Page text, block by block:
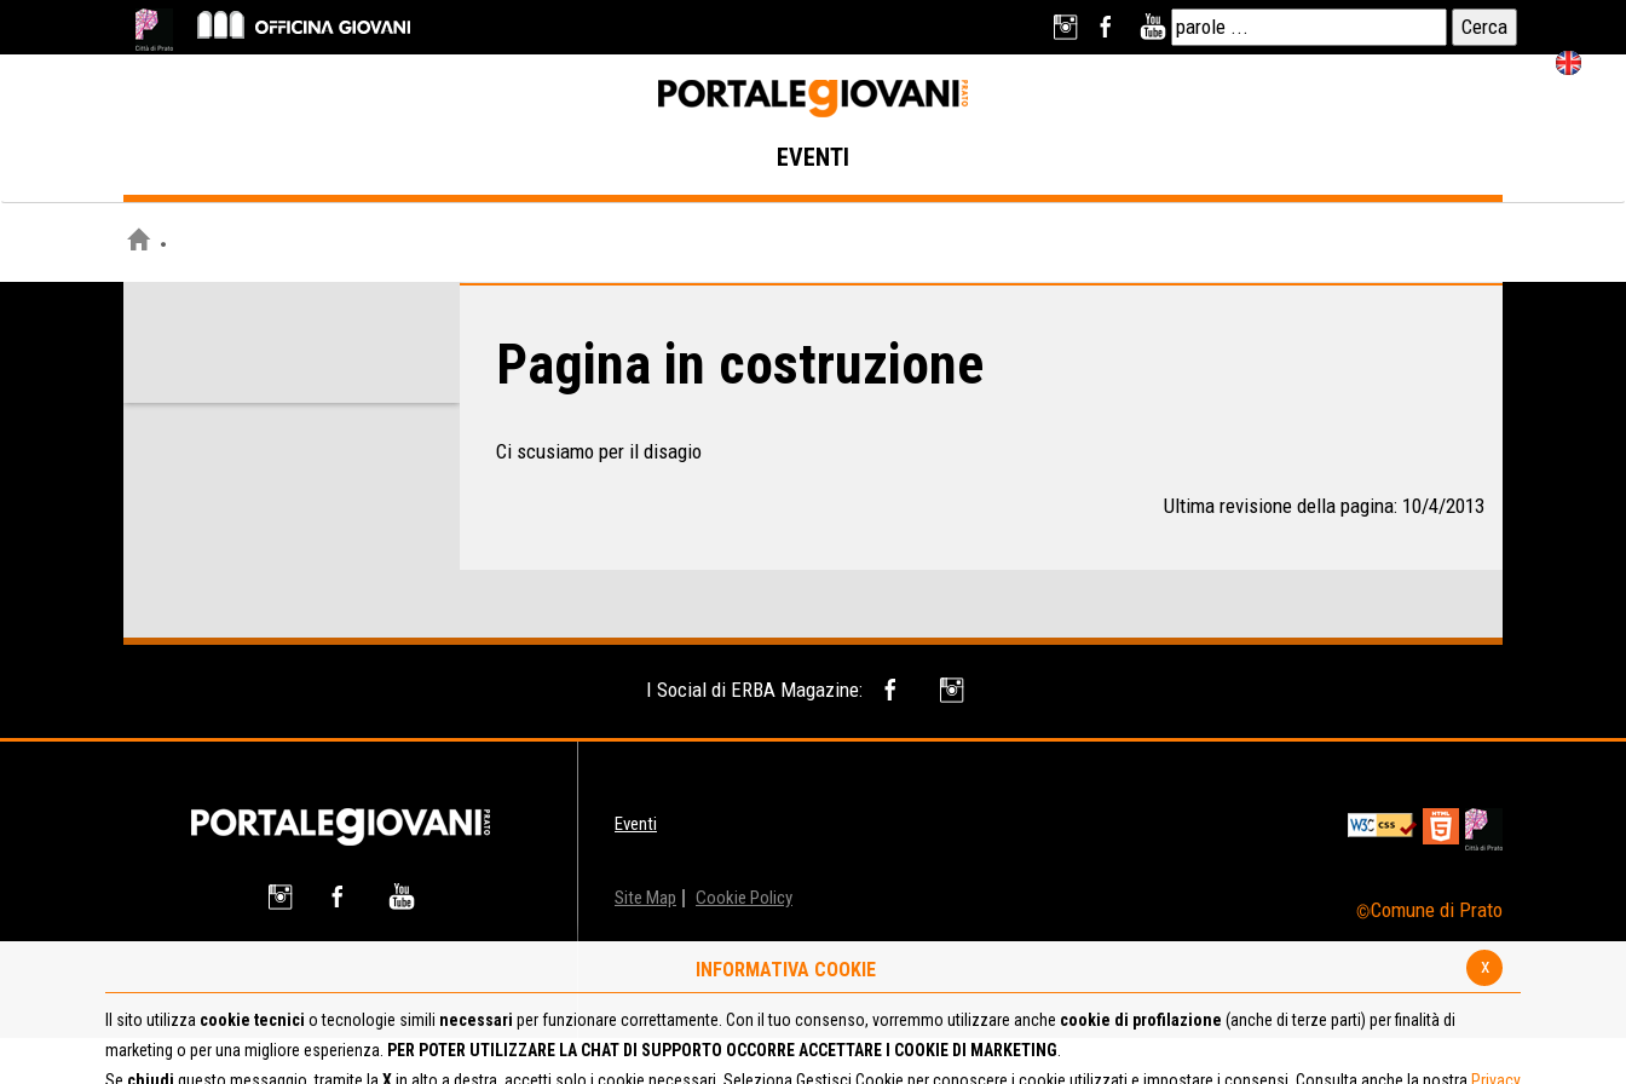
EVENTI
Pagina in costruzione
Ci scusiamo per il disagio
Ultima revisione della pagina: 10/4/2013
I Social di ERBA Magazine:
Eventi
Site Map Cookie Policy Comune di Prato
x
INFORMATIVA COOKIE
Il sito utilizza cookie tecnici o tecnologie simili necessari per funzionare correttamente. Con il tuo consenso, vorremmo utilizzare anche cookie di profilazione (anche di terze parti) per finalità di
marketing o per una migliore esperienza.
PER POTER UTILIZZARE LA CHAT DI SUPPORTO OCCORRE ACCETTARE I COOKIE DI MARKETING